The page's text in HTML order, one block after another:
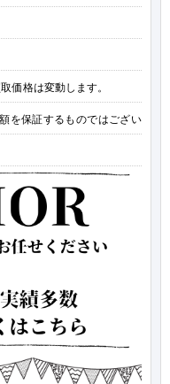
価格は変動します。
を保証するものではござい